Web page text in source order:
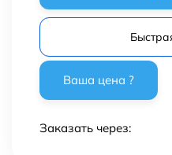
Заказать через: